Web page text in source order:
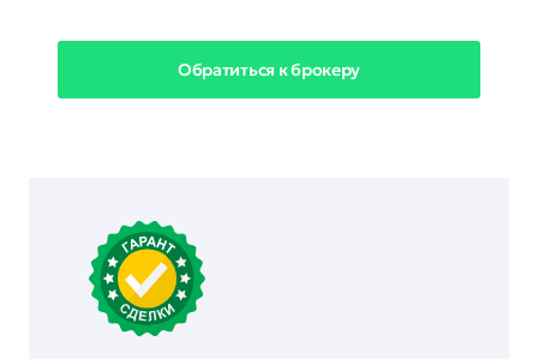
Обратиться к брокеру